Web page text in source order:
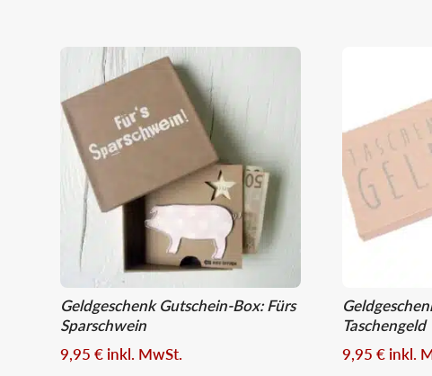
Geldgeschenk Gutschein-Box: Fürs
Sparschwein
9,95€ inkl. MwSt.
Taschengeld
9,95€ inkl.